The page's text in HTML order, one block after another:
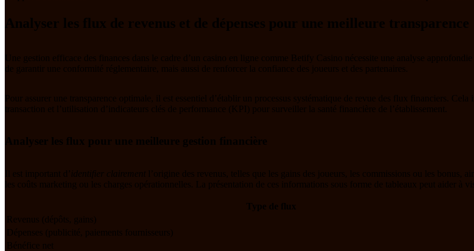
Analyser les flux de revenus et de dépenses pour une meilleure transparence
Une gestion efficace des finances dans le cadre d’un casino en ligne comme Betify Casino nécessite une analyse
de garantir une conformité réglementaire, mais aussi de renforcer la confiance des joueurs et des partenaires.
Pour assurer une transparence optimale, il est essentiel d’établir un processus systématique de revue des flux financiers.
transaction et l’utilisation d’indicateurs clés de performance (KPI) pour surveiller la santé financière de l’établissement.
Analyser les flux pour une meilleure gestion financière
Il est important d’ identifier clairement l’origine des revenus, telles que les gains des joueurs, les commissions ou les bonus,
les coûts marketing ou les charges opérationnelles. La présentation de ces informations sous forme de tableaux peut aider à
Type de flux
Revenus (dépôts, gains)
Dépenses (publicité, paiements fournisseurs)
Bénéfice net